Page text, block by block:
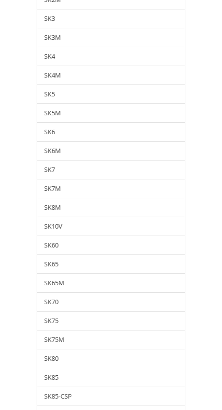
SK3
SK3M
SK4
SK4M
SK5
SK5M
SK6
SK6M
SK7
SK7M
SK8M
SK10V
SK60
SK65
SK65M
SK70
SK75
SK75M
SK80
SK85
SK85-CSP